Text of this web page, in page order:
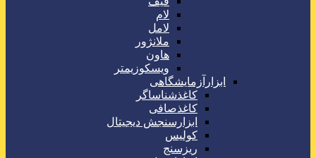
لام
لامل
ملانژور
هاون
ویسکوزیمتر
ابزارآزمایشگاهی
کاغذشناساگر
کاغذصافی
ابزارسنجش دیجیتال
کولیس
ریزسنج